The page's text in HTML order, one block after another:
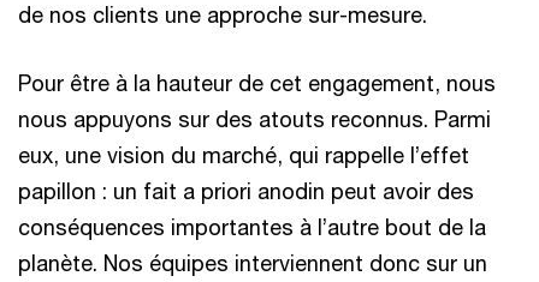
de nos clients une approche sur-mesure.
Pour être à la hauteur de cet engagement, nous
nous appuyons sur des atouts reconnus. Parmi
eux, une vision du marché, qui rappelle l’effet
papillon : un fait a priori anodin peut avoir des
conséquences importantes à l’autre bout de la
planète. Nos équipes interviennent donc sur un